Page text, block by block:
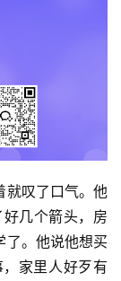
就叹了口气。他
几个箭头，房
了。他说他想买
，家里人好歹有